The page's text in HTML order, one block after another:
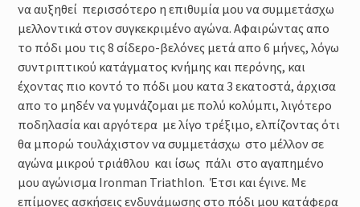
να αυξηθεί περισσότερο η επιθυμία μου να συμμετάσχω
μελλοντικά στον συγκεκριμένο αγώνα. Αφαιρώντας απο
το πόδι μου τις 8 σίδερο-βελόνες μετά απο 6 μήνες, λόγω
συντριπτικού κατάγματος κνήμης και περόνης, και
έχοντας πιο κοντό το πόδι μου κατα 3 εκατοστά, άρχισα
απο το μηδέν να γυμνάζομαι με πολύ κολύμπι, λιγότερο
ποδηλασία και αργότερα με λίγο τρέξιμο, ελπίζοντας ότι
θα μπορώ τουλάχιστον να συμμετάσχω στο μέλλον σε
αγώνα μικρού τριάθλου και ίσως πάλι στο αγαπημένο
μου αγώνισμα Ironman Triathlon. Έτσι και έγινε. Με
επίμονες ασκήσεις ενδυνάμωσης στο πόδι μου κατάφερα